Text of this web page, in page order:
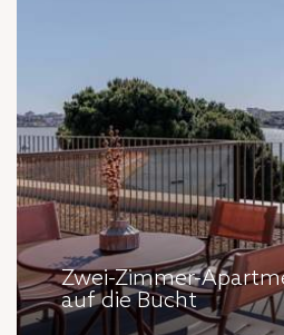
Zwei-Zimmer-
auf die Bucht